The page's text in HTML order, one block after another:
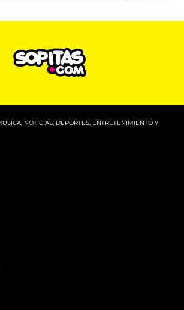
NOTICIAS, DEPORTES, ENTRETENIMIENTO Y